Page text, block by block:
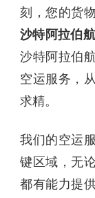
刻，您的货
沙特阿拉伯
沙特阿拉伯
空运服务，
求精。
我们的空运
键区域，无
都有能力提